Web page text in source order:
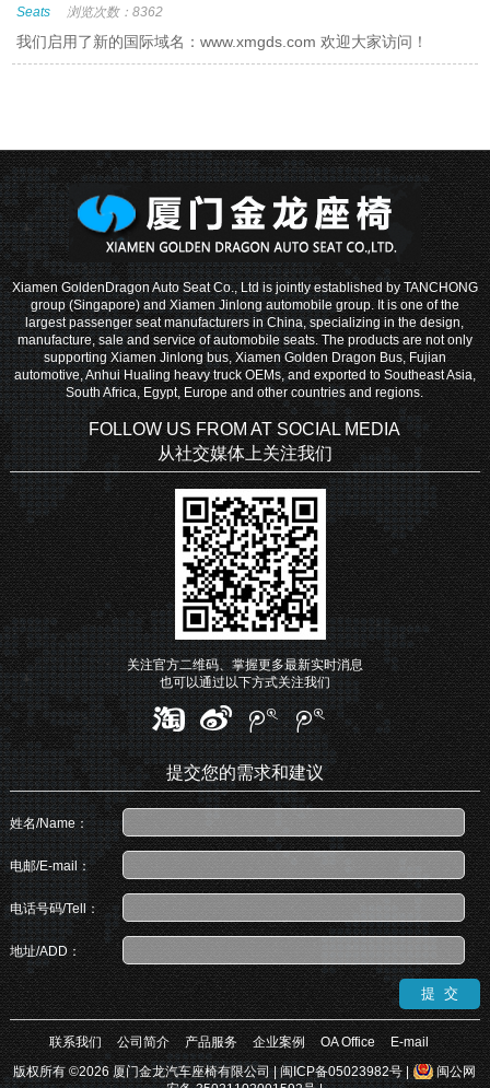
Seats
浏览次数：8362
我们启用了新的国际域名：www.xmgds.com 欢迎大家访问！
Xiamen GoldenDragon Auto Seat Co., Ltd is jointly established by TANCHONG
group (Singapore) and Xiamen Jinlong automobile group. It is one of the
largest passenger seat manufacturers in China, specializing in the design,
manufacture, sale and service of automobile seats. The products are not only
supporting Xiamen Jinlong bus, Xiamen Golden Dragon Bus, Fujian
automotive, Anhui Hualing heavy truck OEMs, and exported to Southeast Asia,
South Africa, Egypt, Europe and other countries and regions.
FOLLOW US FROM AT SOCIAL MEDIA
从社交媒体上关注我们
关注官方二维码、掌握更多最新实时消息
也可以通过以下方式关注我们
提交您的需求和建议
姓名/Name：
电邮/E-mail：
电话号码/Tell：
地址/ADD：
联系我们 公司简介 产品服务 企业案例 OA Office
E-mail
版权所有 ©2026 厦门金龙汽车座椅有限公司 |闽ICP备05023982号|
闽公网